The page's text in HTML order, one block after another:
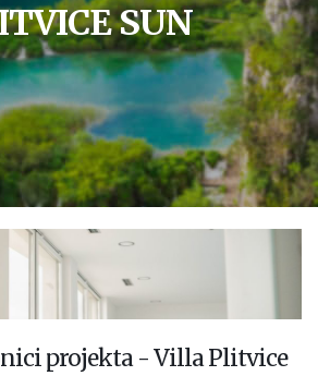
SUN
projekta - Villa Plitvice